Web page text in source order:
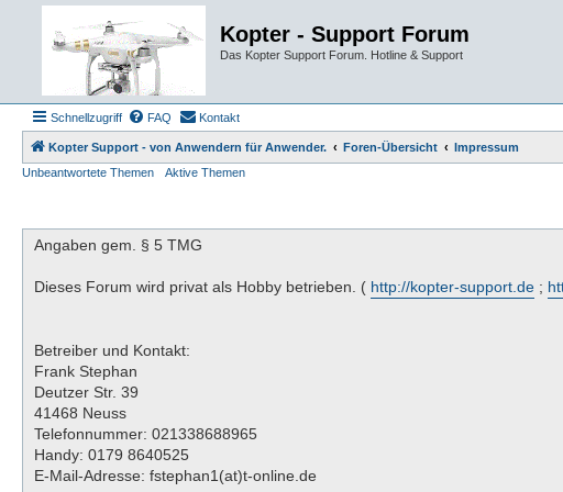
Kopter - Support Forum
Das Kopter Support Forum. Hotline & Support
Schnellzugriff FAQ Kontakt
Kopter Support - von Anwendern für Anwender. Foren-Übersicht
Impressum
Unbeantwortete Themen
Aktive Themen
Angaben gem. § 5 TMG
Dieses Forum wird privat als Hobby betrieben. ( http://kopter-support.de ;
Betreiber und Kontakt:
Frank Stephan
Deutzer Str. 39
41468 Neuss
Telefonnummer: 021338688965
Handy: 0179 8640525
E-Mail-Adresse: fstephan1(at)t-online.de